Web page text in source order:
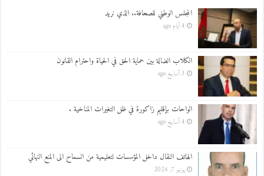
المجلس الوطني للصحافة.. الذي نريد
4 أيام ago
الكلاب الضالة بين حماية الحق في الحياة واحترام القانون
3 أسابيع ago
الواحات بإقليم زاكورة في ظل التغيرات المناخية .
4 أسابيع ago
الهاتف النقال داخل المؤسسات لتعليمية من السماح الى المنع النهائي
يونيو 7, 2026